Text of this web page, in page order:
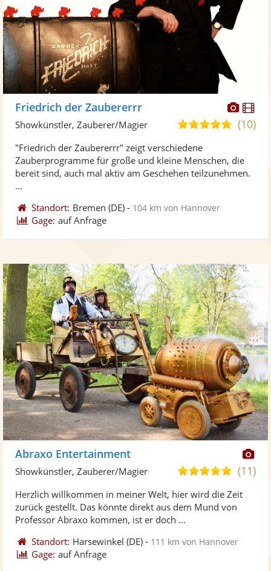
Friedrich der Zaubererrr
5,0
5
Sternen
(10)
Showkünstler, Zauberer/Magier
"Friedrich der Zaubererrr" zeigt verschiedene
Zauberprogramme für große und kleine Menschen, die
bereit sind, auch mal aktiv am Geschehen teilzunehmen.
...
Standort: Bremen (DE) - 104 km von Hannover
Gage: auf Anfrage
Abraxo Entertainment
5,0
5
(11)
Showkünstler, Zauberer/Magier
Herzlich willkommen in meiner Welt, hier wird die Zeit
zurück gestellt. Das könnte direkt aus dem Mund von
Professor Abraxo kommen, ist er doch ...
Standort: Harsewinkel (DE) - 111 km von Hannover
Gage: auf Anfrage